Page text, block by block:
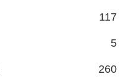
117
5
260